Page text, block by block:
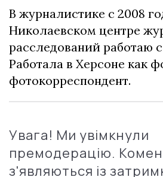
В журналистике с 2008
Николаевском центре
расследований работаю с
Работала в Херсоне как
фотокорреспондент.
Увага! Ми увімкнули
премодерацію.
з'являються із